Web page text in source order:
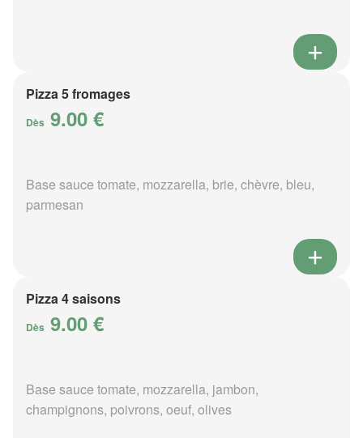
Pizza 5 fromages
Dès 9.00 €
Base sauce tomate, mozzarella, brie, chèvre, bleu,
parmesan
Pizza 4 saisons
Dès 9.00 €
Base sauce tomate, mozzarella, jambon,
champignons, poivrons, oeuf, olives